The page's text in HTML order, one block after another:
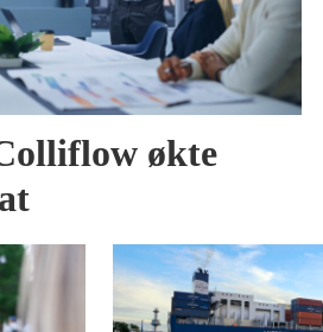
økte